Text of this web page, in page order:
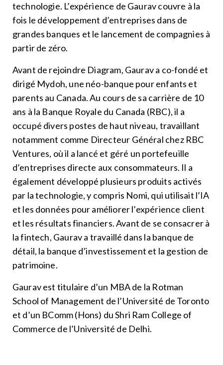
technologie. L’expérience de Gaurav couvre à la
fois le développement d’entreprises dans de
grandes banques et le lancement de compagnies à
partir de zéro.
Avant de rejoindre Diagram, Gaurav a co-fondé et
dirigé Mydoh, une néo-banque pour enfants et
parents au Canada. Au cours de sa carrière de 10
ans à la Banque Royale du Canada (RBC), il a
occupé divers postes de haut niveau, travaillant
notamment comme Directeur Général chez RBC
Ventures, où il a lancé et géré un portefeuille
d’entreprises directe aux consommateurs. Il a
également développé plusieurs produits activés
par la technologie, y compris Nomi, qui utilisait l’IA
et les données pour améliorer l’expérience client
et les résultats financiers. Avant de se consacrer à
la fintech, Gaurav a travaillé dans la banque de
détail, la banque d’investissement et la gestion de
patrimoine.
Gaurav est titulaire d’un MBA de la Rotman
School of Management de l’Université de Toronto
et d’un BComm (Hons) du Shri Ram College of
Commerce de l’Université de Delhi.